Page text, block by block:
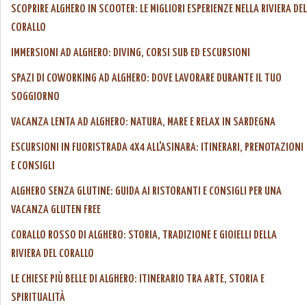
SCOPRIRE ALGHERO IN SCOOTER: LE MIGLIORI ESPERIENZE NELLA RIVIERA DEL
CORALLO
IMMERSIONI AD ALGHERO: DIVING, CORSI SUB ED ESCURSIONI
SPAZI DI COWORKING AD ALGHERO: DOVE LAVORARE DURANTE IL TUO
SOGGIORNO
VACANZA LENTA AD ALGHERO: NATURA, MARE E RELAX IN SARDEGNA
ESCURSIONI IN FUORISTRADA 4X4 ALL'ASINARA: ITINERARI, PRENOTAZIONI
E CONSIGLI
ALGHERO SENZA GLUTINE: GUIDA AI RISTORANTI E CONSIGLI PER UNA
VACANZA GLUTEN FREE
CORALLO ROSSO DI ALGHERO: STORIA, TRADIZIONE E GIOIELLI DELLA
RIVIERA DEL CORALLO
LE CHIESE PIÙ BELLE DI ALGHERO: ITINERARIO TRA ARTE, STORIA E
SPIRITUALITÀ